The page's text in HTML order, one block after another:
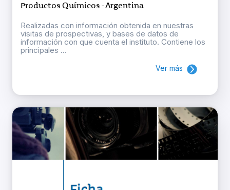
Productos Químicos - Argentina
Realizadas con información obtenida en nuestras
visitas de prospectivas, y bases de datos de
información con que cuenta el instituto. Contiene los
principales ...
Ver más